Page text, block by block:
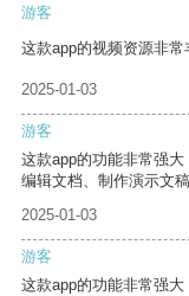
游客
这款app的视频资源非常
2025-01-03
游客
这款app的功能非常强
编辑文档、制作演示文
2025-01-03
游客
这款app的功能非常强